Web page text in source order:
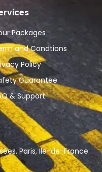
Packages
and Condtions
Policy
Guarantee
& Support
Paris, Ile-de-France